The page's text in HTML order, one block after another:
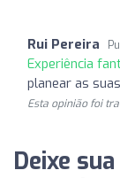
Rui Pereira
Experiência
planear as
Esta opinião foi
Deixe